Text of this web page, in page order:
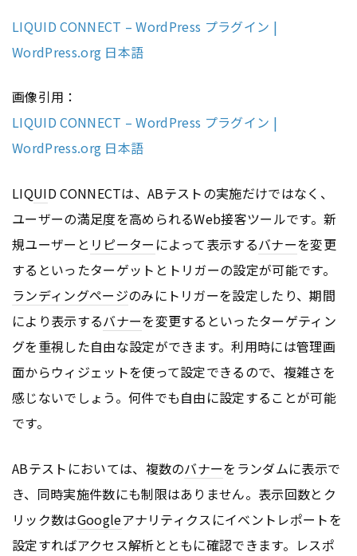
LIQUID CONNECT – WordPress プラグイン |
WordPress.org 日本語
画像引用：
LIQUID CONNECT – WordPress プラグイン |
WordPress.org 日本語
LIQUID CONNECTは、ABテストの実施だけではなく、
ユーザーの満足度を高められるWeb接客ツールです。新
規ユーザーと リピーター によって表示するバナーを変更
するといったターゲットとトリガーの設定が可能です。
ランディングページのみにトリガーを設定したり、期間
により表示するバナーを変更するといったターゲティン
グを重視した自由な設定ができます。利用時には管理画
面からウィジェットを使って設定できるので、複雑さを
感じないでしょう。何件でも自由に設定することが可能
です。
ABテストにおいては、複数のバナーをランダムに表示で
き、同時実施件数にも制限はありません。表示回数とク
リック数はGoogleアナリティクスにイベントレポートを
設定すればアクセス解析とともに確認できます。レスポ